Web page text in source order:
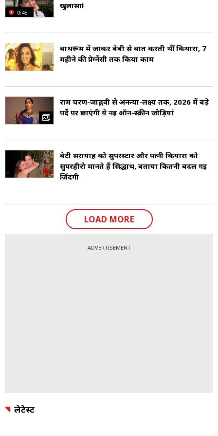
0:45
खुलासा!
बाथरूम में जाकर बेबी से बात करती थीं कियारा, 7
महीने की प्रेग्नेंसी तक किया काम
राम चरण-जाह्नवी से अनन्या-लक्ष्य तक, 2026 में बड़े
पर्दे पर छाएंगी ये नई ऑन-स्क्रीन जोड़ियां
बेटी सरायाह को सुपरस्टार और पत्नी कियारा को
सुपरहीरो मानते हैं सिद्धार्थ, बताया कितनी बदल गई
जिंदगी
LOAD MORE
ADVERTISEMENT
लेटेस्ट